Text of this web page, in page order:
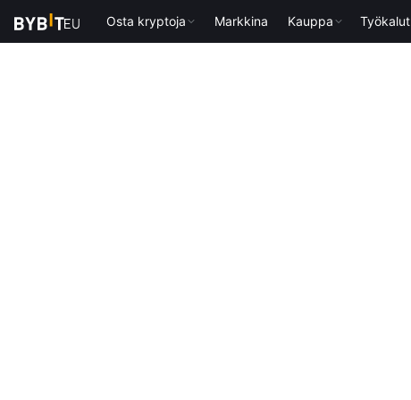
Osta kryptoja Markkina Kauppa Työkalut